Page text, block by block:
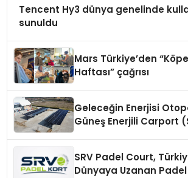
Tencent Hy3 dünya genelinde
sunuldu
Mars Türkiye’den
Haftası” çağrısı
Geleceğin Enerjisi
Güneş Enerjili Carport
SRV Padel Court,
Dünyaya Uzanan